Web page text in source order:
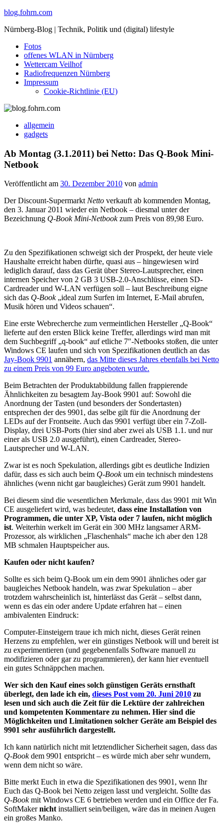
Skip
content
blog.fohrn.com
Nürnberg-Blog | Technik, Politik und (digital) lifestyle
Fotos
offenes WLAN in Nürnberg
Wettercam Veilhof
Radiofrequenzen Nürnberg
Impressum
Cookie-Richtlinie (EU)
allgemein
gadgets
Ab Montag (3.1.2011) bei Netto: Das Q-Book Mini-
Netbook
Veröffentlicht am 30. Dezember 2010 von admin
Der Discount-SupermarktNetto verkauft ab kommenden Montag,
den 3. Januar 2011 wieder ein Netbook – diesmal unter der
Bezeichnung Q-Book Mini-Netbookzum Preis von 89,98 Euro.
Zu den Spezifikationen schweigt sich der Prospekt, der heute viele
Haushalte erreicht haben dürfte, quasi aus – hingewiesen wird
lediglich darauf, dass das Gerät über Stereo-Lautsprecher, einen
internen Speicher von 2 GB 3 USB-2.0-Anschlüsse, einen SD-
Cardreader und W-LAN verfügen soll – laut Beschreibung eigne
sich das Q-Book„ideal zum Surfen im Internet, E-Mail abrufen,
Musik hören und Videos schauen“.
Eine erste Webrecherche zum vermeintlichen Hersteller „Q-Book“
lieferte auf den ersten Blick keine Treffer, allerdings wird man mit
dem Suchbegriff „q-book“ auf etliche 7″-Netbooks stoßen, die unter
Windows CE laufen und sich von Spezifikationen deutlich an das
Jay-Book 9901 annähern, das Mitte dieses Jahres ebenfalls bei Netto
zu einem Preis von 99 Euro angeboten wurde.
Beim Betrachten der Produktabbildung fallen frappierende
Ähnlichkeiten zu besagtem Jay-Book 9901 auf: Sowohl die
Anordnung der Tasten (und besonders der Sondertasten)
entsprechen der des 9901, das selbe gilt für die Anordnung der
LEDs auf der Frontseite. Auch das 9901 verfügt über ein 7-Zoll-
Display, drei USB-Ports (hier sind aber zwei als USB 1.1. und nur
einer als USB 2.0 ausgeführt), einen Cardreader, Stereo-
Lautsprecher und W-LAN.
Zwar ist es noch Spekulation, allerdings gibt es deutliche Indizien
dafür, dass es sich auch beim Q-Bookum ein technisch mindestens
ähnliches (wenn nicht gar baugleiches) Gerät zum 9901 handelt.
Bei diesem sind die wesentlichen Merkmale, dass das 9901 mit Win
CE ausgeliefert wird, was bedeutet, dass eine Installation von
Programmen, die unter XP, Vista oder 7 laufen, nicht möglich
ist. Weiterhin werkelt im Gerät ein 300 MHz langsamer ARM-
Prozessor, als wirklichen „Flaschenhals“ mache ich aber den 128
MB schmalen Hauptspeicher aus.
Kaufen oder nicht kaufen?
Sollte es sich beim Q-Book um ein dem 9901 ähnliches oder gar
baugleiches Netbook handeln, was zwar Spekulation – aber
trotzdem wahrscheinlich ist, hinterlässt das Gerät – selbst dann,
wenn es das ein oder andere Update erfahren hat – einen
ambivalenten Eindruck:
Computer-Einsteigern traue ich mich nicht, dieses Gerät reinen
Herzens zu empfehlen, wer ein günstiges Netbook will und bereit ist
zu experimentieren (und gegebenenfalls Software manuell zu
modifizieren oder gar zu programmieren), der kann hier eventuell
ein gutes Schnäppchen machen.
Wer sich den Kauf eines solch günstigen Geräts ernsthaft
überlegt, den lade ich ein, dieses Post vom 20. Juni 2010 zu
lesen und sich auch die Zeit für die Lektüre der zahlreichen
und kompetenten Kommentare zu nehmen. Hier sind die
Möglichkeiten und Limitationen solcher Geräte am Beispiel des
9901 sehr ausführlich dargestellt.
Ich kann natürlich nicht mit letztendlicher Sicherheit sagen, dass das
Q-Bookdem 9901 entspricht – es würde mich aber sehr wundern,
wenn dem nicht so wäre.
Bitte merkt Euch in etwa die Spezifikationen des 9901, wenn Ihr
Euch das Q-Book bei Netto zeigen lasst und vergleicht. Sollte das
Q-Bookmit Windows CE 6 betrieben werden und ein Office der Fa.
SoftMakernichtinstalliert sein/beiligen, wäre das in meinen Augen
ein großes Manko.